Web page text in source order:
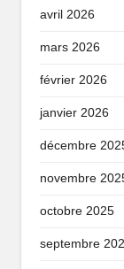
avril 2026
mars 2026
février 2026
janvier 2026
décembre
novembre
octobre 2025
septembre